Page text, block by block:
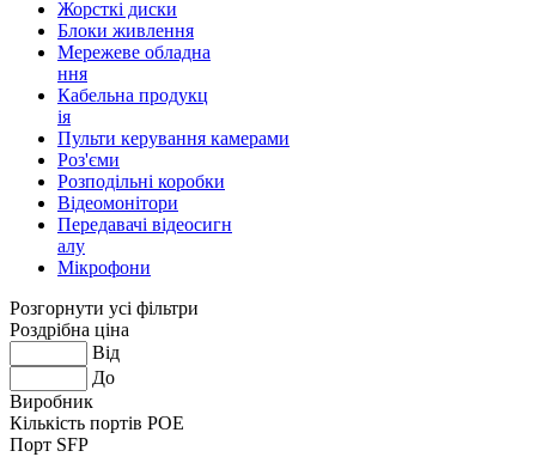
Жорсткі диски
Блоки живлення
Мережеве обладна
ння
Кабельна продукц
ія
Пульти керування камерами
Роз'єми
Розподільні коробки
Відеомонітори
Передавачі відеосигн
алу
Мікрофони
Розгорнути усі фільтри
Роздрібна ціна
Від
До
Виробник
Кількість портів POE
Порт SFP